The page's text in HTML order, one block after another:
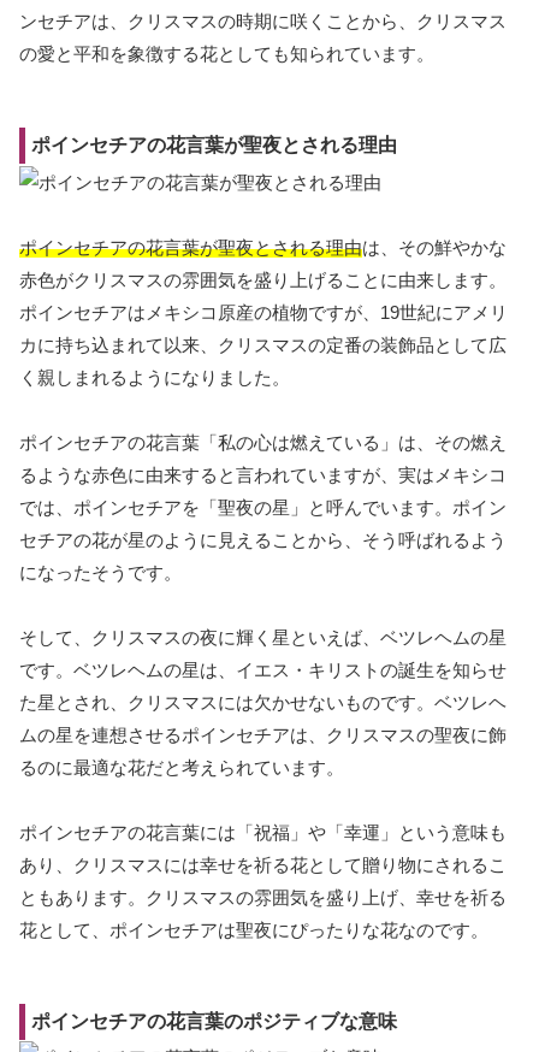
ンセチアは、クリスマスの時期に咲くことから、クリスマス
の愛と平和を象徴する花としても知られています。
ポインセチアの花言葉が聖夜とされる理由
ポインセチアの花言葉が聖夜とされる理由は、その鮮やかな
赤色がクリスマスの雰囲気を盛り上げることに由来します。
ポインセチアはメキシコ原産の植物ですが、19世紀にアメリ
カに持ち込まれて以来、クリスマスの定番の装飾品として広
く親しまれるようになりました。
ポインセチアの花言葉「私の心は燃えている」は、その燃え
るような赤色に由来すると言われていますが、実はメキシコ
では、ポインセチアを「聖夜の星」と呼んでいます。ポイン
セチアの花が星のように見えることから、そう呼ばれるよう
になったそうです。
そして、クリスマスの夜に輝く星といえば、ベツレヘムの星
です。ベツレヘムの星は、イエス・キリストの誕生を知らせ
た星とされ、クリスマスには欠かせないものです。ベツレヘ
ムの星を連想させるポインセチアは、クリスマスの聖夜に飾
るのに最適な花だと考えられています。
ポインセチアの花言葉には「祝福」や「幸運」という意味も
あり、クリスマスには幸せを祈る花として贈り物にされるこ
ともあります。クリスマスの雰囲気を盛り上げ、幸せを祈る
花として、ポインセチアは聖夜にぴったりな花なのです。
ポインセチアの花言葉のポジティブな意味